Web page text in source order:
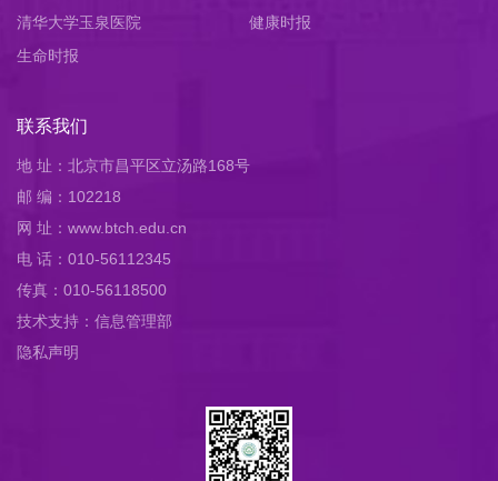
清华大学玉泉医院
健康时报
生命时报
联系我们
地 址：北京市昌平区立汤路168号
邮 编：102218
网 址：www.btch.edu.cn
电 话：010-56112345
传真：010-56118500
技术支持：信息管理部
隐私声明